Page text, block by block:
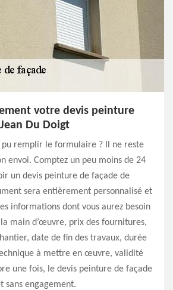
votre devis peinture
Du Doigt
pu remplir le formulaire ? Il ne reste
envoi. Comptez un peu moins de 24
un devis peinture de façade de
sera entièrement personnalisé et
informations dont vous aurez besoin
main d’œuvre, prix des fournitures,
date de fin des travaux, durée
à mettre en œuvre, validité
une fois, le devis peinture de façade
sans engagement.